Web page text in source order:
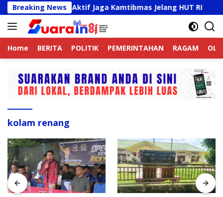
Langsung
ke
konten
Breaking News
Online Aktif Jaga Kamtibmas Jelang HUT RI
Home BERITA POLITIK PEMERINTAHAN RAGAM
kolam renang